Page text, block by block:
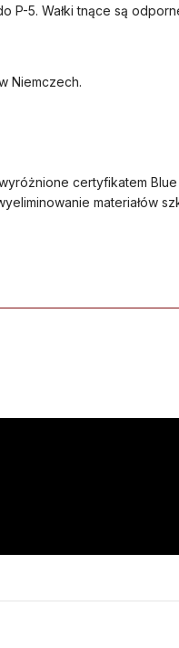
P-5. Wałki tnące są
Niemczech.
certyfikatem
materiałów